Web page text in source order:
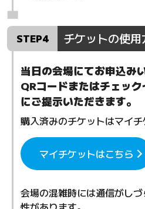
STEP4 チケットの使用
当日の会場にてお申込み
QRコードまたはチェッ
にご提示いただきます。
購入済みのチケットはマイ
マイチケットはこちら
会場の混雑時には通信がし